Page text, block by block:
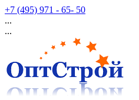
+7 (495) 971 - 65- 50
...
...